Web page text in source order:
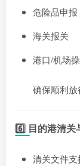
危险品申报
海关报关
港口/机场
确保顺利放
6️⃣ 目的港清关
清关文件支